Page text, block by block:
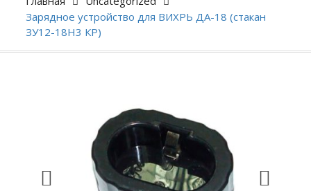
Зарядное устройство для ВИХРЬ ДА-18 (стакан
ЗУ12-18Н3 КР)